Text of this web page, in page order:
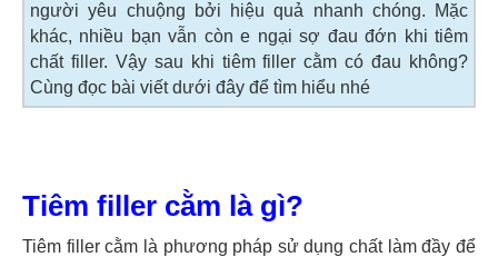
người yêu chuộng bởi hiệu quả nhanh chóng. Mặc
khác, nhiều bạn vẫn còn e ngại sợ đau đớn khi tiêm
chất filler. Vậy sau khi tiêm filler cằm có đau không?
Cùng đọc bài viết dưới đây để tìm hiểu nhé
Tiêm filler cằm là gì?
Tiêm filler cằm là phương pháp sử dụng chất làm đầy để